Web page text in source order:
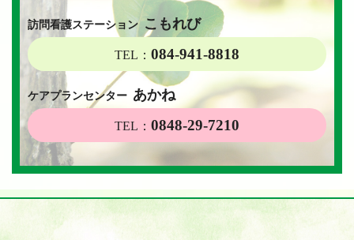
訪問看護ステーション こもれび
TEL： 084-941-8818
ケアプランセンター あかね
TEL： 0848-29-7210